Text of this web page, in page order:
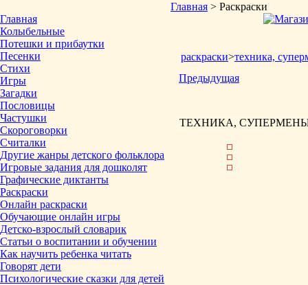
Главная
Колыбельные
Потешки и прибаутки
Песенки
Стихи
Игры
Загадки
Пословицы
Частушки
Скороговорки
Считалки
Другие жанры детского фольклора
Игровые задания для дошколят
Графические диктанты
Раскраски
Онлайн раскраски
Обучающие онлайн игры
Детско-взрослый словарик
Статьи о воспитании и обучении
Как научить ребенка читать
Говорят дети
Психологические сказки для детей
Главная > Раскраски
раскраски>техника,
Предыдущая
ТЕХНИКА,